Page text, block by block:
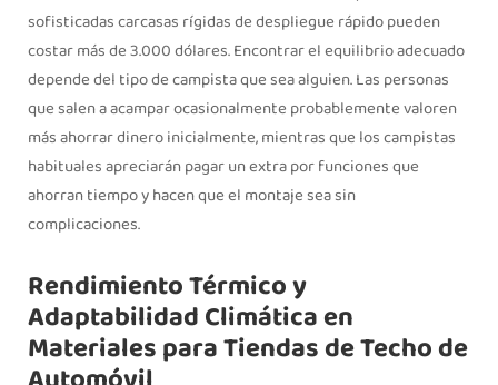
sofisticadas carcasas rígidas de despliegue rápido pueden
costar más de 3.000 dólares. Encontrar el equilibrio adecuado
depende del tipo de campista que sea alguien. Las personas
que salen a acampar ocasionalmente probablemente valoren
más ahorrar dinero inicialmente, mientras que los campistas
habituales apreciarán pagar un extra por funciones que
ahorran tiempo y hacen que el montaje sea sin
complicaciones.
Rendimiento Térmico y
Adaptabilidad Climática en
Materiales para Tiendas de Techo de